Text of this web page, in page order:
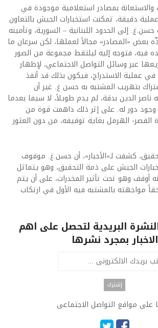
بمصادر استعلامية موجودة في
دقيقة، تمكنت استخبارات الجيش بالتعاون
إلى الحدود اللبنانية – السورية، وتأمينه
بعض «المصادر» مجالاً لعملها، لكن سرعان ما
فيه، فتوجه إليه ليلتقط مجموعة من الصور
عبر وسائل التواصل الاجتماعي، لإظهار
عملية الاستدراج، فيكون بذلك قد أنقذ
بتهريب المشتبه به حسن غ. غير أن
ناصر الدين بدقة، لم يدم طويلاً، لا سيما بعدما
وجود دور له. على إثر ذلك داهمت قوة من
القصر- الهرمل بغاية توقيفه، من دون العثور
كشفت لـ»الأخبار»، أن حسن.غ. موقوف
الجيش على ذمة التحقيق، وهو يتماثل
أوقف وهو تحت تأثير المخدرات، على أن يتم
مواجهته بالمشتبه فيه الأول في ارتكاب
البريدية لتحصل على اهم
الاخبار بمجرد نشرها
على مواقع التواصل الاجتماعى